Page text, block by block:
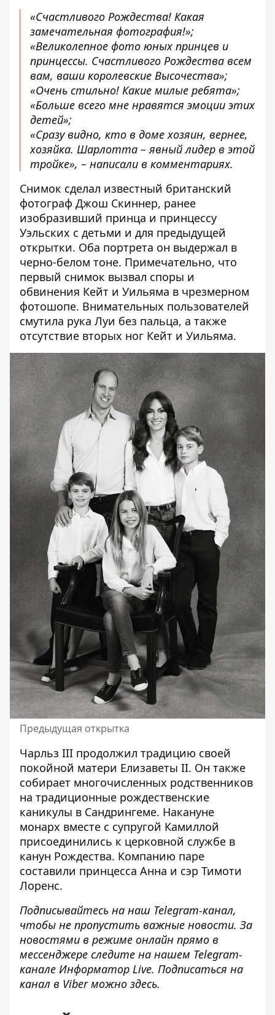
«Счастливого Рождества! Какая
замечательная фотография!»;
«Великолепное фото юных принцев и
принцессы. Счастливого Рождества всем
вам, ваши королевские Высочества»;
«Очень стильно! Какие милые ребята»;
«Больше всего мне нравятся эмоции этих
детей»;
«Сразу видно, кто в доме хозяин, вернее,
хозяйка. Шарлотта – явный лидер в этой
тройке», – написали в комментариях.
Снимок сделал известный британский
фотограф Джош Скиннер, ранее
изобразивший принца и принцессу
Уэльских с детьми и для предыдущей
открытки. Оба портрета он выдержал в
черно-белом тоне. Примечательно, что
первый снимок вызвал споры и
обвинения Кейт и Уильяма в чрезмерном
фотошопе. Внимательных пользователей
смутила рука Луи без пальца, а также
отсутствие вторых ног Кейт и Уильяма.
Предыдущая открытка
Чарльз III продолжил традицию своей
покойной матери Елизаветы II. Он также
собирает многочисленных родственников
на традиционные рождественские
каникулы в Сандрингеме. Накануне
монарх вместе с супругой Камиллой
присоединились к церковной службе в
канун Рождества. Компанию паре
составили принцесса Анна и сэр Тимоти
Лоренс.
Подписывайтесь на наш Telegram-канал,
чтобы не пропустить важные новости. За
новостями в режиме онлайн прямо в
мессенджере следите на нашем Telegram-
канале Информатор Live. Подписаться на
канал в Viber можно здесь.